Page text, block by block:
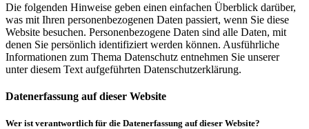
Die folgenden Hinweise geben einen einfachen Überblick darüber,
was mit Ihren personenbezogenen Daten passiert, wenn Sie diese
Website besuchen. Personenbezogene Daten sind alle Daten, mit
denen Sie persönlich identifiziert werden können. Ausführliche
Informationen zum Thema Datenschutz entnehmen Sie unserer
unter diesem Text aufgeführten Datenschutzerklärung.
Datenerfassung auf dieser Website
Wer ist verantwortlich für die Datenerfassung auf dieser Website?